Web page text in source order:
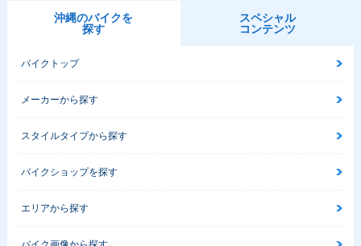
沖縄のバイクを
探す
スペシャル
コンテンツ
バイクトップ
メーカーから探す
スタイルタイプから探す
バイクショップを探す
エリアから探す